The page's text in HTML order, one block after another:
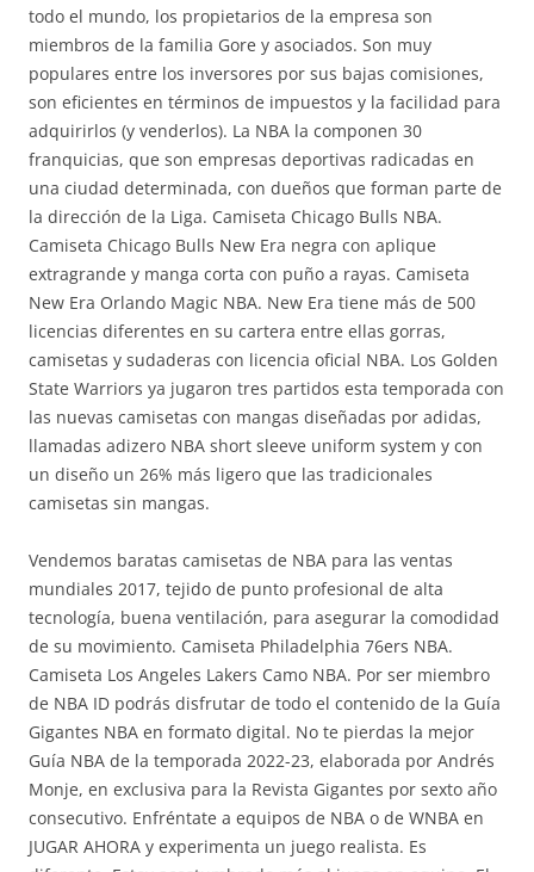
todo el mundo, los propietarios de la empresa son
miembros de la familia Gore y asociados. Son muy
populares entre los inversores por sus bajas comisiones,
son eficientes en términos de impuestos y la facilidad para
adquirirlos (y venderlos). La NBA la componen 30
franquicias, que son empresas deportivas radicadas en
una ciudad determinada, con dueños que forman parte de
la dirección de la Liga. Camiseta Chicago Bulls NBA.
Camiseta Chicago Bulls New Era negra con aplique
extragrande y manga corta con puño a rayas. Camiseta
New Era Orlando Magic NBA. New Era tiene más de 500
licencias diferentes en su cartera entre ellas gorras,
camisetas y sudaderas con licencia oficial NBA. Los Golden
State Warriors ya jugaron tres partidos esta temporada con
las nuevas camisetas con mangas diseñadas por adidas,
llamadas adizero NBA short sleeve uniform system y con
un diseño un 26% más ligero que las tradicionales
camisetas sin mangas.
Vendemos baratas camisetas de NBA para las ventas
mundiales 2017, tejido de punto profesional de alta
tecnología, buena ventilación, para asegurar la comodidad
de su movimiento. Camiseta Philadelphia 76ers NBA.
Camiseta Los Angeles Lakers Camo NBA. Por ser miembro
de NBA ID podrás disfrutar de todo el contenido de la Guía
Gigantes NBA en formato digital. No te pierdas la mejor
Guía NBA de la temporada 2022-23, elaborada por Andrés
Monje, en exclusiva para la Revista Gigantes por sexto año
consecutivo. Enfréntate a equipos de NBA o de WNBA en
JUGAR AHORA y experimenta un juego realista. Es